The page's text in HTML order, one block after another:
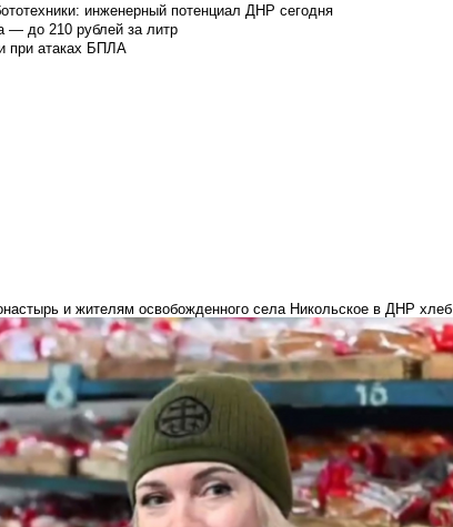
инженерный потенциал ДНР сегодня
— до 210 рублей за литр
при атаках БПЛА
и жителям освобожденного села Никольское в ДНР хлеб